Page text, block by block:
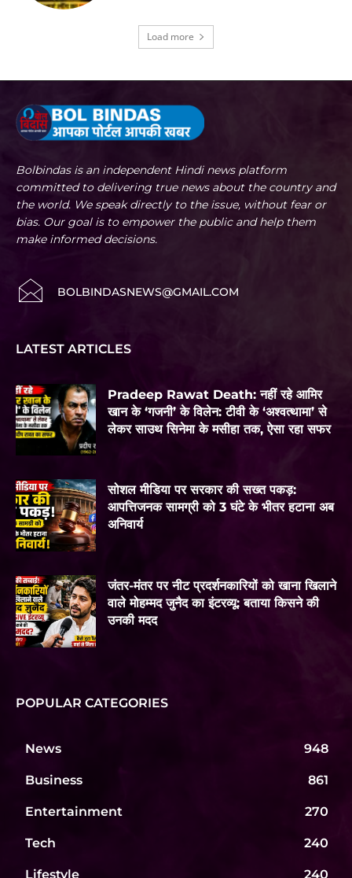
Load more
Bolbindas is an independent Hindi news platform
committed to delivering true news about the country and
the world. We speak directly to the issue, without fear or
bias. Our goal is to empower the public and help them
make informed decisions.
BOLBINDASNEWS@GMAIL.COM
LATEST ARTICLES
Pradeep Rawat Death: नहीं रहे आमिर
खान के ‘गजनी’ के विलेन: टीवी के ‘अश्वत्थामा’ से
लेकर साउथ सिनेमा के मसीहा तक, ऐसा रहा सफर
सोशल मीडिया पर सरकार की सख्त पकड़:
आपत्तिजनक सामग्री को 3 घंटे के भीतर हटाना अब
अनिवार्य
जंतर-मंतर पर नीट प्रदर्शनकारियों को खाना खिलाने
वाले मोहम्मद जुनैद का इंटरव्यू: बताया किसने की
उनकी मदद
POPULAR CATEGORIES
News 948
Business 861
Entertainment 270
Tech 240
Lifestyle 240